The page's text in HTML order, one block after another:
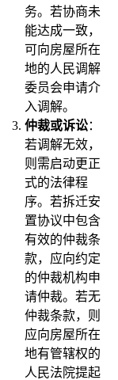
务。若协商未
能达成一致，
可向房屋所在
地的人民调解
委员会申请介
入调解。
仲裁或诉讼：
若调解无效，
则需启动更正
式的法律程
序。若拆迁安
置协议中包含
有效的仲裁条
款，应向约定
的仲裁机构申
请仲裁。若无
仲裁条款，则
应向房屋所在
地有管辖权的
人民法院提起